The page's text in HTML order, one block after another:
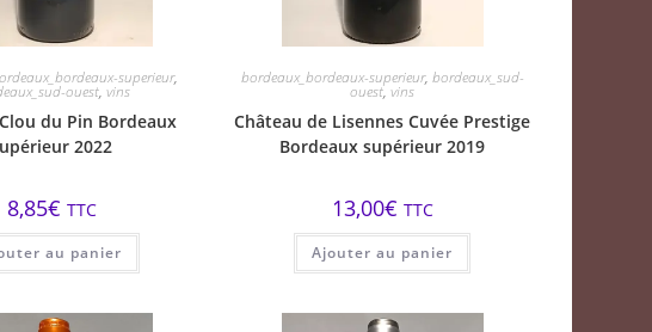
superieur,
ouest, vins
du Pin Bordeaux
2022
8,85€ TTC
au panier
bordeaux_bordeaux-superieur, bordeaux_sud-
ouest,vins
Château de Lisennes Cuvée Prestige
Bordeaux supérieur 2019
13,00€ TTC
Ajouter au panier